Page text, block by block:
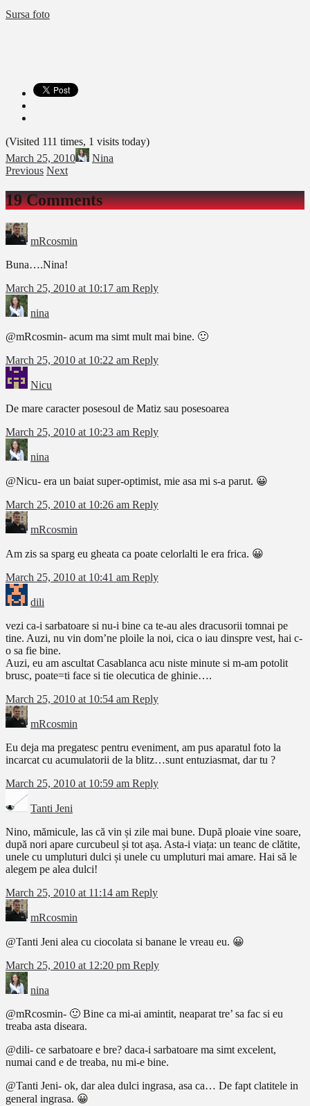
Sursa foto
(Visited 111 times, 1 visits today)
March 25, 2010
Nina
Previous Next
19 Comments
mRcosmin
Buna….Nina!
March 25, 2010 at 10:17 am Reply
nina
@mRcosmin- acum ma simt mult mai bine. 🙂
March 25, 2010 at 10:22 am Reply
Nicu
De mare caracter posesoul de Matiz sau posesoarea
March 25, 2010 at 10:23 am Reply
nina
@Nicu- era un baiat super-optimist, mie asa mi s-a parut. 😀
March 25, 2010 at 10:26 am Reply
mRcosmin
Am zis sa sparg eu gheata ca poate celorlalti le era frica. 😀
March 25, 2010 at 10:41 am Reply
dili
vezi ca-i sarbatoare si nu-i bine ca te-au ales dracusorii tomnai pe
tine. Auzi, nu vin dom’ne ploile la noi, cica o iau dinspre vest, hai c-
o sa fie bine.
Auzi, eu am ascultat Casablanca acu niste minute si m-am potolit
brusc, poate=ti face si tie olecutica de ghinie….
March 25, 2010 at 10:54 am Reply
mRcosmin
Eu deja ma pregatesc pentru eveniment, am pus aparatul foto la
incarcat cu acumulatorii de la blitz…sunt entuziasmat, dar tu ?
March 25, 2010 at 10:59 am Reply
Tanti Jeni
Nino, mămicule, las că vin și zile mai bune. După ploaie vine soare,
după nori apare curcubeul și tot așa. Asta-i viața: un teanc de clătite,
unele cu umpluturi dulci și unele cu umpluturi mai amare. Hai să le
alegem pe alea dulci!
March 25, 2010 at 11:14 am Reply
mRcosmin
@Tanti Jeni alea cu ciocolata si banane le vreau eu. 😀
March 25, 2010 at 12:20 pm Reply
nina
@mRcosmin- 🙂 Bine ca mi-ai amintit, neaparat tre’ sa fac si eu
treaba asta diseara.
@dili- ce sarbatoare e bre? daca-i sarbatoare ma simt excelent,
numai cand e de treaba, nu mi-e bine.
@Tanti Jeni- ok, dar alea dulci ingrasa, asa ca… De fapt clatitele in
general ingrasa. 😀